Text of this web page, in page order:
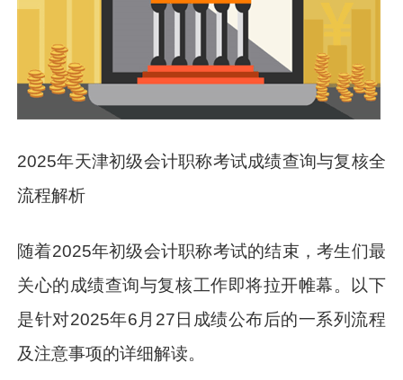
2025年天津初级会计职称考试成绩查询与复核全
流程解析
随着2025年初级会计职称考试的结束，考生们最
关心的成绩查询与复核工作即将拉开帷幕。以下
是针对2025年6月27日成绩公布后的一系列流程
及注意事项的详细解读。